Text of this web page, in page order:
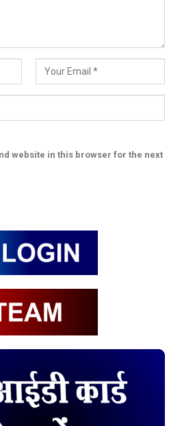
website in this browser for the next